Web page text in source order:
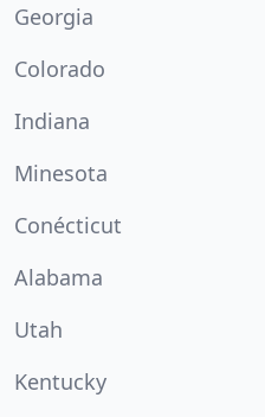
Georgia
Colorado
Indiana
Minesota
Conécticut
Alabama
Utah
Kentucky